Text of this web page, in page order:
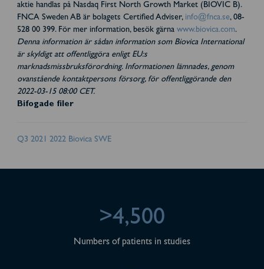
aktie handlas på Nasdaq First North Growth Market (BIOVIC B).
FNCA Sweden AB är bolagets Certified Adviser, info@fnca.se, 08-
528 00 399. För mer information, besök gärna www.biovica.com.
Denna information är sådan information som Biovica International
är skyldigt att offentliggöra enligt EU:s
marknadsmissbruksförordning. Informationen lämnades, genom
ovanstående kontaktpersons försorg, för offentliggörande den
2022-03-15 08:00 CET.
Bifogade filer
Q3 2021 2022 Biovica SWE
>4,500
Numbers of patients in studies